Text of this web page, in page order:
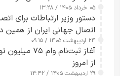
۰۵ خرداد ۱۴۰۵ / ۱۳:۲۸
دستور وزیر ارتباطات برای
اتصال جهانی ایران از همین
کامل مردم تا ۲۴ ساعت آینده
۲۴ اردیبهشت ۱۴۰۵ / ۰۹:۱۵
آغاز ثبت‌نام
از امروز
۲۹ اردیبهشت ۱۴۰۵ / ۱۳:۴۲